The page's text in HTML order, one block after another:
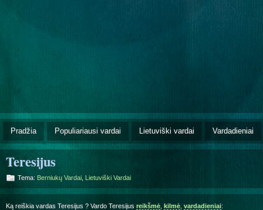
Pradžia Populiariausi vardai Lietuviški vardai Vardadieniai
Teresijus
Tema: Berniukų Vardai Lietuviški Vardai
Ką reiškia vardas Teresijus ? Vardo Teresijus reikšmė kilmė vardadieniai: